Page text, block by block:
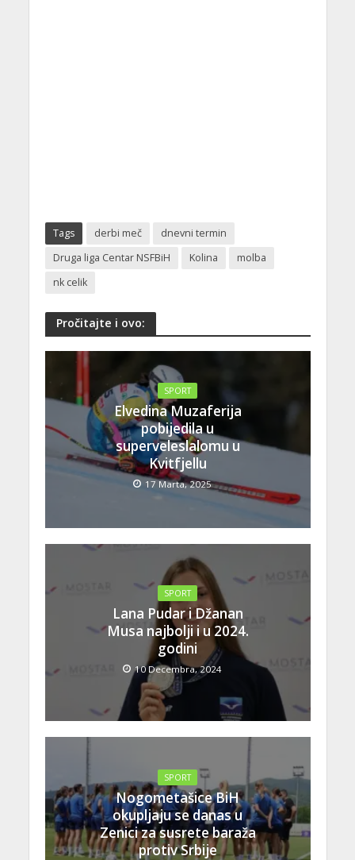
Tags derbi meč
dnevni termin
Druga liga Centar NSFBiH
Kolina
molba
nk celik
Pročitajte i ovo:
SPORT
Elvedina Muzaferija
pobijedila u
superveleslalomu u
Kvitfjellu
17 Marta, 2025
SPORT
Lana Pudar i Džanan
Musa najbolji i u 2024.
godini
10 Decembra, 2024
SPORT
Nogometašice BiH
okupljaju se danas u
Zenici za susrete baraža
protiv Srbije